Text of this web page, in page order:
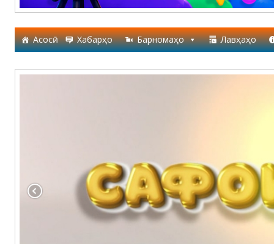
Асосӣ Хабарҳо Барномаҳо Лавҳаҳо